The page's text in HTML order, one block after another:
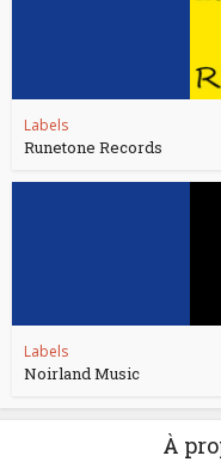
Labels
Runetone Records
Labels
Noirland Music
À